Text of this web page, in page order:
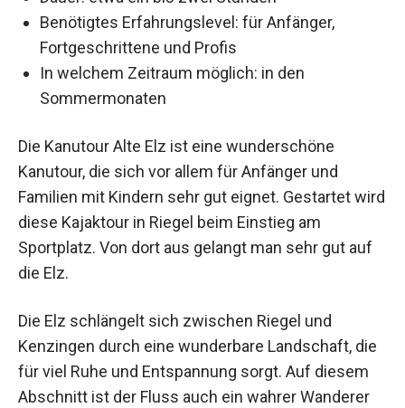
Benötigtes Erfahrungslevel: für Anfänger,
Fortgeschrittene und Profis
In welchem Zeitraum möglich: in den
Sommermonaten
Die Kanutour Alte Elz ist eine wunderschöne
Kanutour, die sich vor allem für Anfänger und
Familien mit Kindern sehr gut eignet. Gestartet wird
diese Kajaktour in Riegel beim Einstieg am
Sportplatz. Von dort aus gelangt man sehr gut auf
die Elz.
Die Elz schlängelt sich zwischen Riegel und
Kenzingen durch eine wunderbare Landschaft, die
für viel Ruhe und Entspannung sorgt. Auf diesem
Abschnitt ist der Fluss auch ein wahrer Wanderer